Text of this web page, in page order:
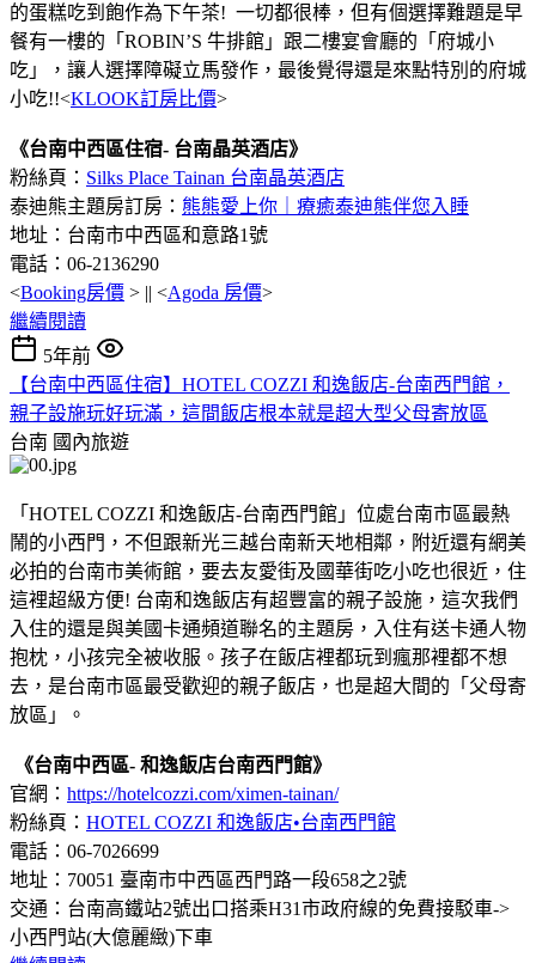
的蛋糕吃到飽作為下午茶! 一切都很棒，但有個選擇難題是早
餐有一樓的「ROBIN’S 牛排館」跟二樓宴會廳的「府城小
吃」，讓人選擇障礙立馬發作，最後覺得還是來點特別的府城
小吃!!<KLOOK訂房比價>
《台南中西區住宿- 台南晶英酒店》
粉絲頁： Silks Place Tainan 台南晶英酒店
泰迪熊主題房訂房： 熊熊愛上你｜療癒泰迪熊伴您入睡
地址：台南市中西區和意路1號
電話：06-2136290
<Booking房價 > || <Agoda 房價>
繼續閱讀
5年前
【台南中西區住宿】HOTEL COZZI 和逸飯店-台南西門館，
親子設施玩好玩滿，這間飯店根本就是超大型父母寄放區
台南 國內旅遊
「HOTEL COZZI 和逸飯店-台南西門館」位處台南市區最熱
鬧的小西門，不但跟新光三越台南新天地相鄰，附近還有網美
必拍的台南市美術館，要去友愛街及國華街吃小吃也很近，住
這裡超級方便! 台南和逸飯店有超豐富的親子設施，這次我們
入住的還是與美國卡通頻道聯名的主題房，入住有送卡通人物
抱枕，小孩完全被收服。孩子在飯店裡都玩到瘋那裡都不想
去，是台南市區最受歡迎的親子飯店，也是超大間的「父母寄
放區」。
《台南中西區- 和逸飯店台南西門館》
官網： https://hotelcozzi.com/ximen-tainan/
粉絲頁： HOTEL COZZI 和逸飯店•台南西門館
電話：06-7026699
地址：70051 臺南市中西區西門路一段658之2號
交通：台南高鐵站2號出口搭乘H31市政府線的免費接駁車->
小西門站(大億麗緻)下車